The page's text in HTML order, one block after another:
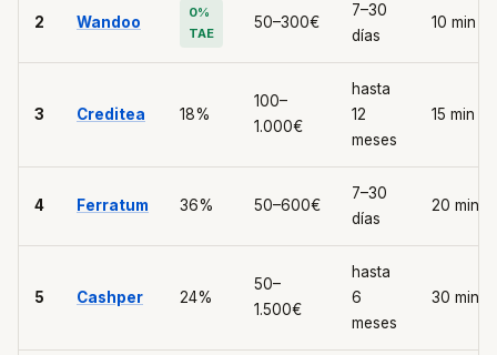
2 Wandoo
0%
TAE
50–300€
7–30
días
10 min
3 Creditea 18%
100–
1.000€
hasta
12
meses
15 min
4 Ferratum 36% 50–600€
7–30
días
20 min
5 Cashper 24%
50–
1.500€
hasta
6
meses
30 min